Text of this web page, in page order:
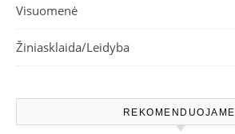
Visuomenė
Žiniasklaida/Leidyba
REKOMENDUOJAME